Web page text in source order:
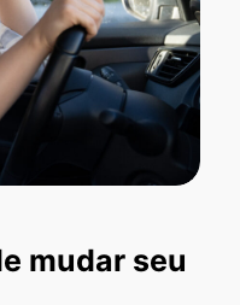
mudar seu